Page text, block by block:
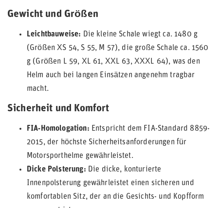
Gewicht und Größen
Leichtbauweise: Die kleine Schale wiegt ca. 1480 g
(Größen XS 54, S 55, M 57), die große Schale ca. 1560
g (Größen L 59, XL 61, XXL 63, XXXL 64), was den
Helm auch bei langen Einsätzen angenehm tragbar
macht.
Sicherheit und Komfort
FIA-Homologation: Entspricht dem FIA-Standard 8859-
2015, der höchste Sicherheitsanforderungen für
Motorsporthelme gewährleistet.
Dicke Polsterung: Die dicke, konturierte
Innenpolsterung gewährleistet einen sicheren und
komfortablen Sitz, der an die Gesichts- und Kopfform